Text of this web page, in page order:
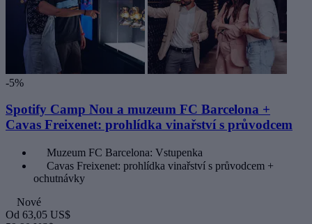
-5%
Spotify Camp Nou a muzeum FC Barcelona +
Cavas Freixenet: prohlídka vinařství s průvodcem
Muzeum FC Barcelona: Vstupenka
Cavas Freixenet: prohlídka vinařství s průvodcem +
ochutnávky
Nové
Od 63,05 US$